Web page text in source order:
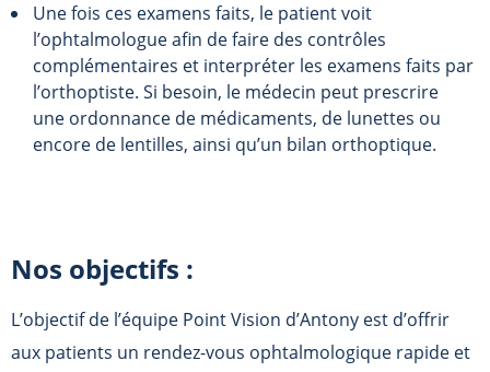
Une fois ces examens faits, le patient voit
l’ophtalmologue afin de faire des contrôles
complémentaires et interpréter les examens faits par
l’orthoptiste. Si besoin, le médecin peut prescrire
une ordonnance de médicaments, de lunettes ou
encore de lentilles, ainsi qu’un bilan orthoptique.
Nos objectifs :
L’objectif de l’équipe Point Vision d’Antony est d’offrir
aux patients un rendez-vous ophtalmologique rapide et